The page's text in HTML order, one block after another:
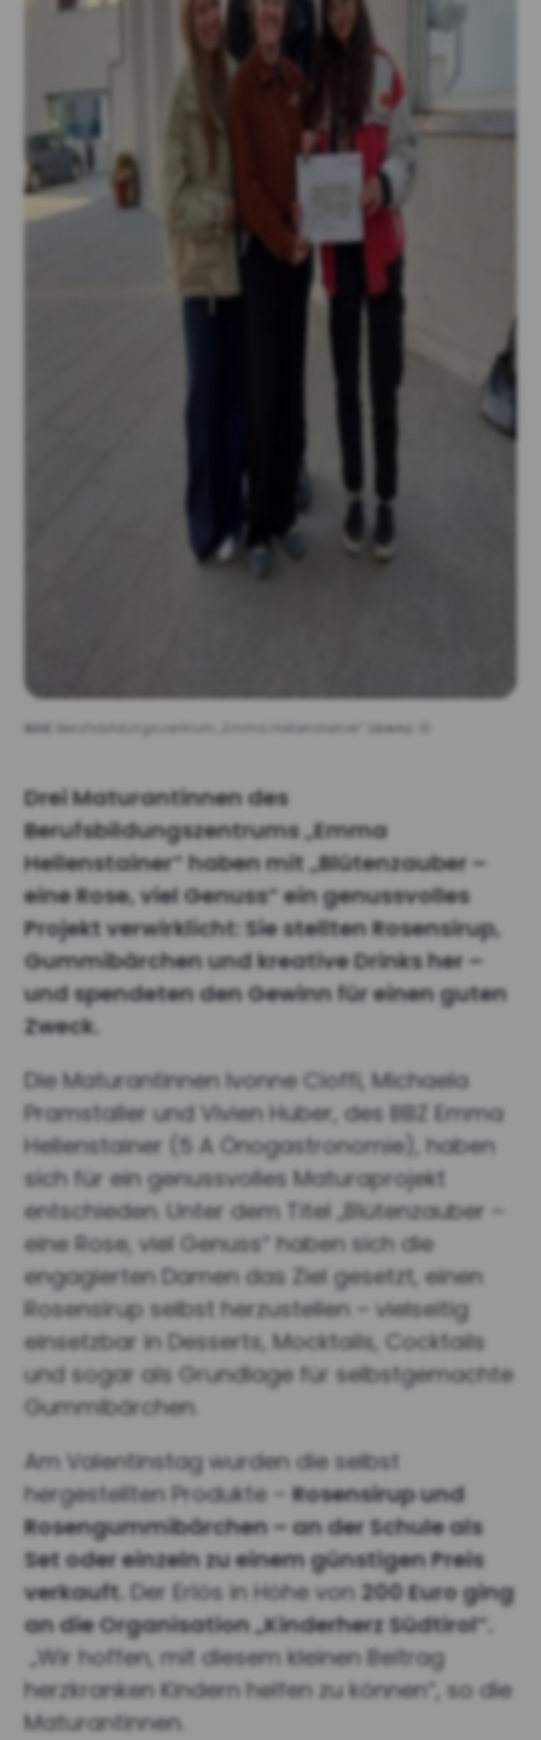
Bild: Berufsbildungszentrum „Emma Hellensteiner“ Lizenz:
Drei Maturantinnen des
Berufsbildungszentrums „Emma
Hellenstainer“ haben mit „Blütenzauber –
eine Rose, viel Genuss“ ein genussvolles
Projekt verwirklicht: Sie stellten Rosensirup,
Gummibärchen und kreative Drinks her –
und spendeten den Gewinn für einen guten
Zweck.
Die Maturantinnen Ivonne Cioffi, Michaela
Pramstaller und Vivien Huber, des BBZ Emma
Hellenstainer (5 A Önogastronomie), haben
sich für ein genussvolles Maturaprojekt
entschieden. Unter dem Titel „Blütenzauber –
eine Rose, viel Genuss“ haben sich die
engagierten Damen das Ziel gesetzt, einen
Rosensirup selbst herzustellen – vielseitig
einsetzbar in Desserts, Mocktails, Cocktails
und sogar als Grundlage für selbstgemachte
Gummibärchen.
Am Valentinstag wurden die selbst
hergestellten Produkte –Rosensirup und
Rosengummibärchen – an der Schule als
Set oder einzeln zu einem günstigen Preis
verkauft. Der Erlös in Höhe von 200 Euro ging
an die Organisation „Kinderherz Südtirol“.
„Wir hoffen, mit diesem kleinen Beitrag
herzkranken Kindern helfen zu können“, so die
Maturantinnen.